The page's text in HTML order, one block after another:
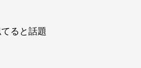
ると話題